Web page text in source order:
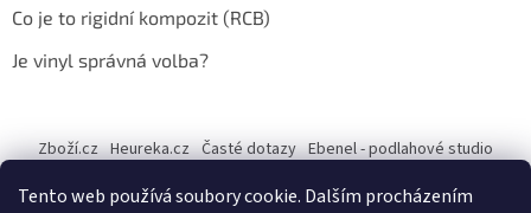
Tento web používá soubory cookie. Dalším procházením
Co je to rigidní kompozit (RCB)
Je vinyl správná volba?
Zboží.cz Heureka.cz Časté dotazy Ebenel - podlahové studio